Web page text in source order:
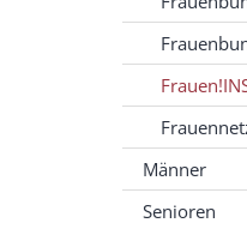
Männer
Senioren